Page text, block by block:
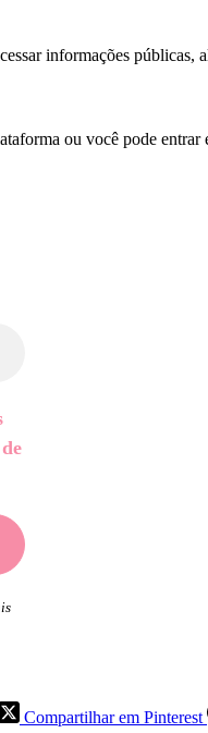
informações
ou você pode
Compartilhar em Pinterest